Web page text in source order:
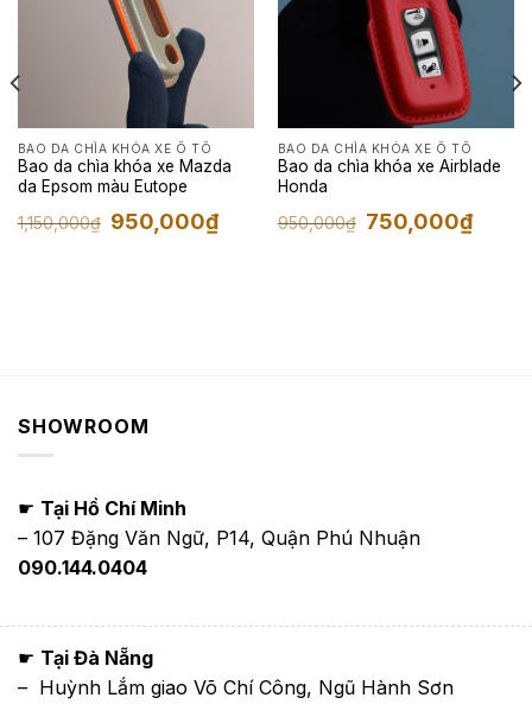
BAO DA CHÌA KHÓA XE Ô TÔ
Bao da chìa khóa xe Mazda
da Epsom màu Eutope
1,150,000₫ Giá
gốc
950,000₫Giá
hiện
BAO DA CHÌA KHÓA XE Ô TÔ
Bao da chìa khóa xe Airblade
Honda
950,000₫ Giá
gốc
750,000₫Giá
hiện
SHOWROOM
☛ Tại Hồ Chí Minh
– 107 Đặng Văn Ngữ, P14, Quận Phú Nhuận
090.144.0404
☛ Tại Đà Nẵng
– Huỳnh Lắm giao Võ Chí Công, Ngũ Hành Sơn